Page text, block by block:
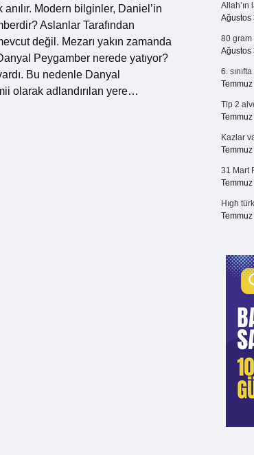
Modern bilginler, Daniel’in
Aslanlar Tarafından
değil. Mezarı yakın zamanda
Peygamber nerede yatıyor?
Bu nedenle Danyal
olarak adlandırılan yere…
Ağustos
80 gram
Ağustos
6.
Tip 2
Kazlar
31 Mart
Hıgh